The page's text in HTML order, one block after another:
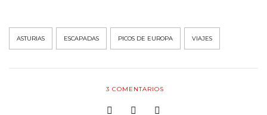
ASTURIAS ESCAPADAS PICOS DE EUROPA VIAJES
3 COMENTARIOS